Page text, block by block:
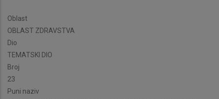
Oblast
OBLAST ZDRAVSTVA
Dio
TEMATSKI DIO
Broj
23
Puni naziv